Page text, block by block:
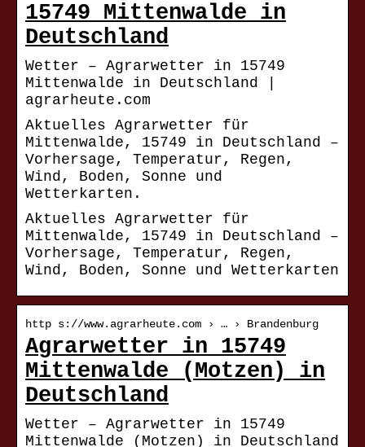
15749 Mittenwalde in
Deutschland
Wetter – Agrarwetter in 15749
Mittenwalde in Deutschland |
agrarheute.com
Aktuelles Agrarwetter für
Mittenwalde, 15749 in Deutschland –
Vorhersage, Temperatur, Regen,
Wind, Boden, Sonne und
Wetterkarten.
Aktuelles Agrarwetter für
Mittenwalde, 15749 in Deutschland –
Vorhersage, Temperatur, Regen,
Wind, Boden, Sonne und Wetterkarten
http s://www.agrarheute.com › … › Brandenburg
Agrarwetter in 15749
Mittenwalde (Motzen) in
Deutschland
Wetter – Agrarwetter in 15749
Mittenwalde (Motzen) in Deutschland